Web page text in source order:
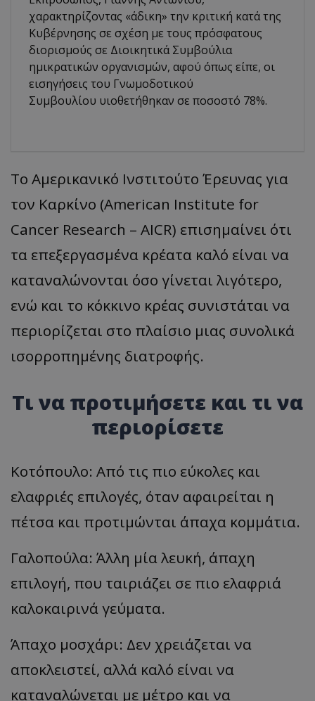
χαρακτηρίζοντας «άδικη» την κριτική κατά της
Κυβέρνησης σε σχέση με τους πρόσφατους
διορισμούς σε Διοικητικά Συμβούλια
ημικρατικών οργανισμών, αφού όπως είπε, οι
εισηγήσεις του Γνωμοδοτικού
Συμβουλίου υιοθετήθηκαν σε ποσοστό 78%.
Το Αμερικανικό Ινστιτούτο Έρευνας για
τον Καρκίνο (American Institute for
Cancer Research – AICR) επισημαίνει ότι
τα επεξεργασμένα κρέατα καλό είναι να
καταναλώνονται όσο γίνεται λιγότερο,
ενώ και το κόκκινο κρέας συνιστάται να
περιορίζεται στο πλαίσιο μιας συνολικά
ισορροπημένης διατροφής.
Τι να προτιμήσετε και τι να
περιορίσετε
Κοτόπουλο: Από τις πιο εύκολες και
ελαφριές επιλογές, όταν αφαιρείται η
πέτσα και προτιμώνται άπαχα κομμάτια.
Γαλοπούλα: Άλλη μία λευκή, άπαχη
επιλογή, που ταιριάζει σε πιο ελαφριά
καλοκαιρινά γεύματα.
Άπαχο μοσχάρι: Δεν χρειάζεται να
αποκλειστεί, αλλά καλό είναι να
καταναλώνεται με μέτρο και να